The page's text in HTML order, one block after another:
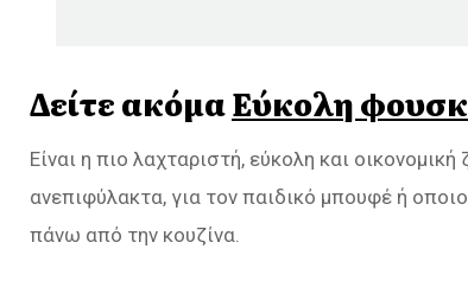
Δείτε ακόμαΕύκολη
Είναι η πιο λαχταριστή, εύκολη και
ανεπιφύλακτα, για τον παιδικό μπουφέ ή
πάνω από την κουζίνα.